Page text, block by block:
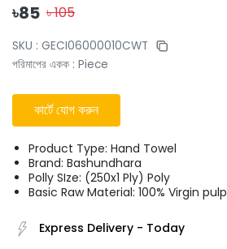
৳85 ৳105
SKU : GECI06000010CWT
পরিমাপের একক : Piece
কার্টে যোগ করুন
Product Type: Hand Towel
Brand: Bashundhara
Polly SIze: (250x1 Ply) Poly
Basic Raw Material: 100% Virgin pulp
Express Delivery - Today